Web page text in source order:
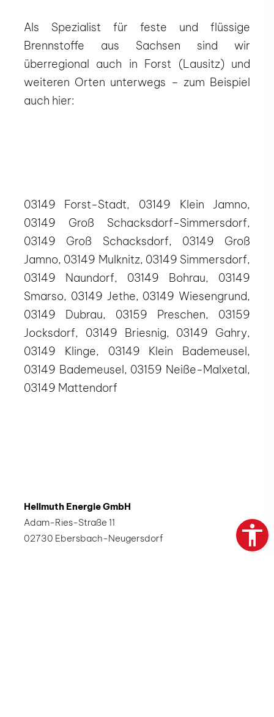
Als Spezialist für feste und flüssige
Brennstoffe aus Sachsen sind wir
überregional auch in Forst (Lausitz) und
weiteren Orten unterwegs – zum Beispiel
auch hier:
03149 Forst-Stadt, 03149 Klein Jamno,
03149 Groß Schacksdorf-Simmersdorf,
03149 Groß Schacksdorf, 03149 Groß
Jamno, 03149 Mulknitz, 03149 Simmersdorf,
03149 Naundorf, 03149 Bohrau, 03149
Smarso, 03149 Jethe, 03149 Wiesengrund,
03149 Dubrau, 03159 Preschen, 03159
Jocksdorf, 03149 Briesnig, 03149 Gahry,
03149 Klinge, 03149 Klein Bademeusel,
03149 Bademeusel, 03159 Neiße-Malxetal,
03149 Mattendorf
Hellmuth Energie GmbH
Adam-Ries-Straße 11
02730 Ebersbach-Neugersdorf